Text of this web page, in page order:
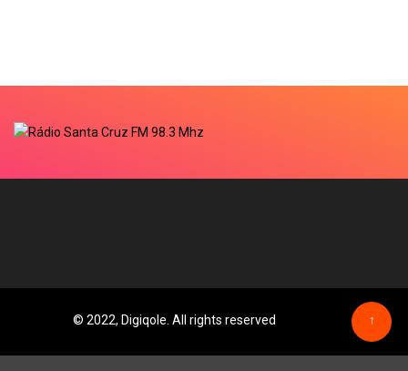
© 2022, Digiqole. All rights reserved ↑